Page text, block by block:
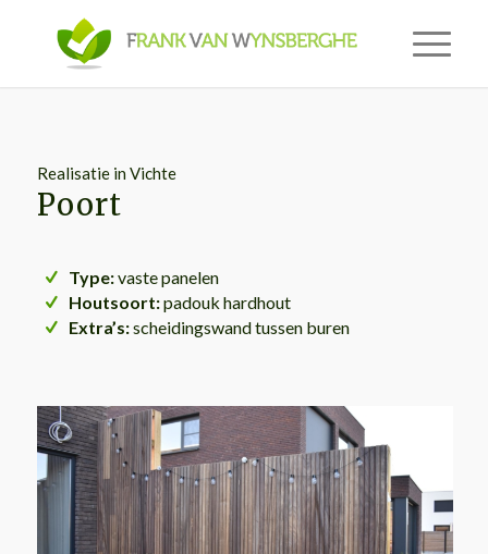
Realisatie in Vichte
Poort
Type:vaste panelen
Houtsoort:padouk hardhout
Extra’s:scheidingswand tussen buren